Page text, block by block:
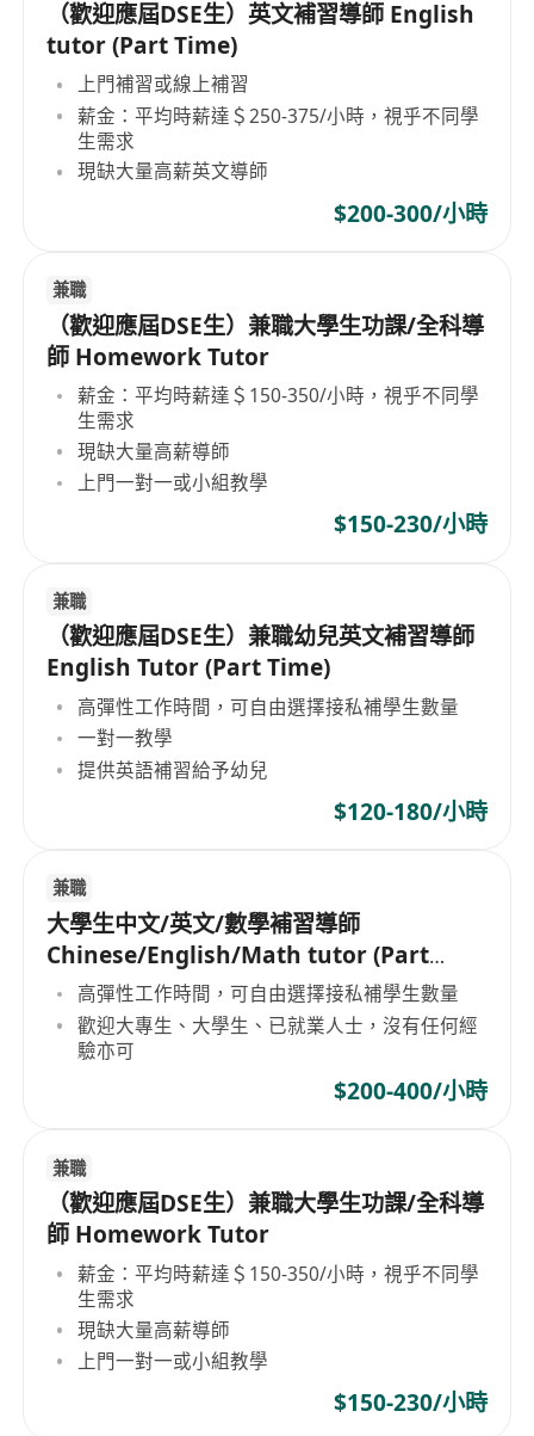
（歡迎應屆DSE生）英文補習導師 English
tutor (Part Time)
上門補習或線上補習
薪金：平均時薪達＄250-375/小時，視乎不同學
生需求
現缺大量高薪英文導師
$200-300/小時
兼職
（歡迎應屆DSE生）兼職大學生功課/全科導
師 Homework Tutor
薪金：平均時薪達＄150-350/小時，視乎不同學
生需求
現缺大量高薪導師
上門一對一或小組教學
$150-230/小時
兼職
（歡迎應屆DSE生）兼職幼兒英文補習導師
English Tutor (Part Time)
高彈性工作時間，可自由選擇接私補學生數量
一對一教學
提供英語補習給予幼兒
$120-180/小時
兼職
大學生中文/英文/數學補習導師
Chinese/English/Math tutor (Part
Time/Freelancer)
高彈性工作時間，可自由選擇接私補學生數量
歡迎大專生、大學生、已就業人士，沒有任何經
驗亦可
$200-400/小時
兼職
（歡迎應屆DSE生）兼職大學生功課/全科導
師 Homework Tutor
薪金：平均時薪達＄150-350/小時，視乎不同學
生需求
現缺大量高薪導師
上門一對一或小組教學
$150-230/小時